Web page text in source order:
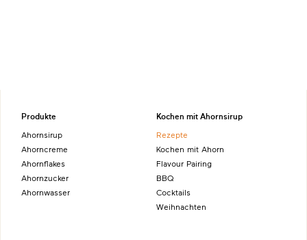
Produkte
Ahornsirup
Ahorncreme
Ahornflakes
Ahornzucker
Ahornwasser
Kochen mit Ahornsirup
Rezepte
Kochen mit Ahorn
Flavour Pairing
BBQ
Cocktails
Weihnachten